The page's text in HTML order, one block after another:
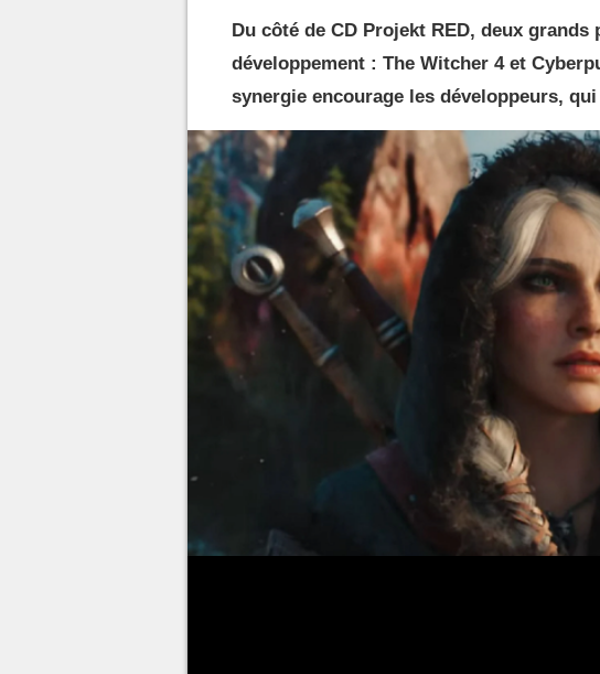
Du côté de CD Projekt RED, deux
développement : The Witcher 4 et
synergie encourage les développeurs,